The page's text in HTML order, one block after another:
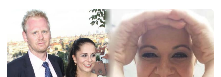
Showbyznys
Youtubeři
Virály